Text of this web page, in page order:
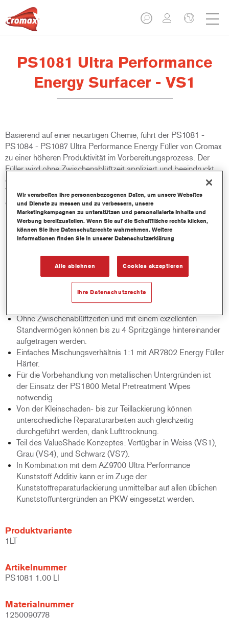
PS1081 Ultra Performance
Energy Surfacer - VS1
Basierend auf einer neuartigen Chemie, führt der PS1081 -
PS1084 - PS1087 Ultra Performance Energy Füller von Cromax
zu einer höheren Produktivität im Vorbereitungsprozess. Der
Füller wird ohne Zwischenablüftzeit appliziert und beeindruckt
durch seine schnelle Lufttrocknung. Er ist ideal geeignet für
Werkstätten die eine Erhöhung bei den täglichen Durchgängen
erzielen möchten.
Produktmerkmale
Sehr beeindruckende Trocknungseigenschaften. Er kann
werden. Um die Trockenzeiten zu verkürzen ist auch eine
Infrarot- oder forcierte Trocknung möglich.
Das hochwertige Erscheinungsbild und die glatte
Oberfläche führen zu einem besonders guten Glanz und
Ohne Zwischenablüftzeiten und mit einem exzellenten
Standvermögen können bis zu 4 Spritzgänge hintereinander
aufgetragen werden.
Einfaches Mischungsverhältnis 1:1 mit AR7802 Energy Füller
Härter.
Für die Vorbehandlung von metallischen Untergründen ist
der Einsatz der PS1800 Metal Pretreatment Wipes
notwendig.
Von der Kleinschaden- bis zur Teillackierung können
unterschiedliche Reparaturarbeiten auch gleichzeitig
durchgeführt werden, dank Lufttrocknung.
Teil des ValueShade Konzeptes: Verfügbar in Weiss (VS1),
Grau (VS4), und Schwarz (VS7).
In Kombination mit dem AZ9700 Ultra Performance
Kunststoff Additiv kann er im Zuge der
Kunststoffreparaturlackierung unmittelbar auf allen üblichen
Kunststoffuntergründen an PKW eingesetzt werden.
Produktvariante
1LT
Artikelnummer
PS1081 1.00 LI
Materialnummer
1250090778
Wir verarbeiten Ihre personenbezogenen Daten, um unsere Websites
und Dienste zu messen und zu verbessern, unsere
Marketingkampagnen zu unterstützen und personalisierte Inhalte und
Werbung bereitzustellen. Wenn Sie auf die Schaltfläche rechts klicken,
können Sie Ihre Datenschutzrechte wahrnehmen. Weitere
Informationen finden Sie in unserer Datenschutzerklärung
Alle ablehnen Cookies akzeptieren
Ihre Datenschutzrechte